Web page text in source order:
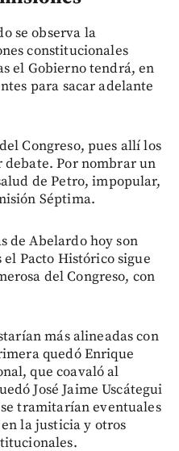
se observa la
constitucionales
el Gobierno tendrá, en
para sacar adelante
Congreso, pues allí los
Por nombrar un
de Petro, impopular,
Séptima.
de Abelardo hoy son
Pacto Histórico sigue
del Congreso, con
más alineadas con
quedó Enrique
que coavaló al
José Jaime Uscátegui
tramitarían eventuales
la justicia y otros